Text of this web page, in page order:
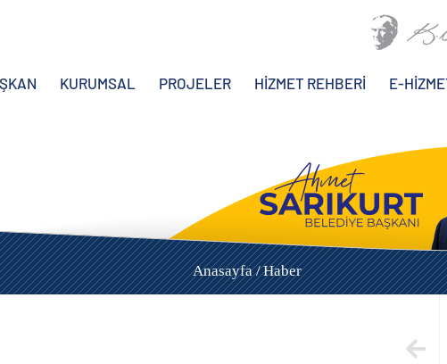
KURUMSAL PROJELER HİZMET REHBERİ E-
Anasayfa /Haber